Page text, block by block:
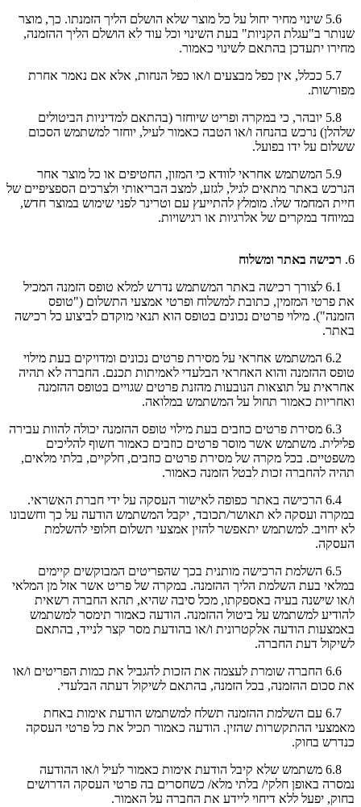
5.6 שינוי מחיר יחול על כל מוצר שלא הושלם הליך הזמנתו. כך, מוצר
שנותר ב"עגלת הקניות" בעת השינוי וכל עוד לא הושלם הליך ההזמנה,
מחירו יתעדכן בהתאם לשינוי כאמור.
5.7 ככלל, אין כפל מבצעים ו/או כפל הנחות, אלא אם נאמר אחרת
מפורשות.
5.8 יובהר, כי במקרה ופריט שיוחזר (בהתאם למדיניות הביטולים
שלהלן) נרכש בהנחה ו/או הטבה כאמור לעיל, יוחזר למשתמש הסכום
ששלום על ידו בפועל.
5.9 המשתמש אחראי לוודא כי המזון, החטיפים או כל מוצר אחר
הנרכש באתר מתאים לגיל, לגזע, למצב הבריאותי ולצרכים הספציפיים של
חיית המחמד שלו. מומלץ להתייעץ עם וטרינר לפני שימוש במוצר חדש,
במיוחד במקרים של אלרגיות או רגישויות.
6. רכישה באתר ומשלוח
6.1 לצורך רכישה באתר המשתמש נדרש למלא טופס הזמנה המכיל
את פרטי המזמין, כתובת למשלוח ופרטי אמצעי התשלום ("טופס
הזמנה"). מילוי פרטים נכונים בטופס הוא תנאי מוקדם לביצוע כל רכישה
באתר.
6.2 המשתמש אחראי על מסירת פרטים נכונים ומדויקים בעת מילוי
טופס ההזמנה והוא האחראי הבלעדי לאמיתות תכנם. החברה לא תהיה
אחראית על תוצאות הנובעות מהזנת פרטים שגויים בטופס ההזמנה
ואחריות כאמור תחול על המשתמש במלואה.
6.3 מסירת פרטים כוזבים בעת מילוי טופס ההזמנה יכולה להוות עבירה
פלילית. משתמש אשר מוסר פרטים כוזבים כאמור חשוף להליכים
משפטיים. בכל מקרה של מסירת פרטים כוזבים, חלקיים, בלתי מלאים,
תהיה להחברה זכות לבטל הזמנה כאמור.
6.4 הרכישה באתר כפופה לאישור העסקה על ידי חברת האשראי.
במקרה ועסקה לא תאושר/תכובד, יקבל המשתמש הודעה על כך וחשבונו
לא יחויב. למשתמש יתאפשר להזין אמצעי תשלום חלופי להשלמת
העסקה.
6.5 השלמת הרכישה מותנית בכך שהפריטים המבוקשים קיימים
במלאי בעת השלמת הליך ההזמנה. במקרה של פריט אשר אזל מן המלאי
ו/או שישנה בעיה באספקתו, מכל סיבה שהיא, תהא החברה רשאית
להודיע למשתמש על ביטול ההזמנה. הודעה כאמור תימסר למשתמש
באמצעות הודעה אלקטרונית ו/או בהודעת מסר קצר לנייד, בהתאם
לשיקול דעת החברה.
6.6 החברה שומרת לעצמה את הזכות להגביל את כמות הפריטים ו/או
את סכום ההזמנה, בכל הזמנה, בהתאם לשיקול דעתה הבלעדי.
6.7 עם השלמת ההזמנה תשלח למשתמש הודעת אימות באחת
מאמצעי ההתקשרות שהזין. הודעה כאמור תכיל את כל פרטי העסקה
כנדרש בחוק.
6.8 משתמש שלא קיבל הודעת אימות כאמור לעיל ו/או ההודעה
נמסרה באופן חלקי/ בלתי מלא/ כשחסרים בה פרטי העסקה הדרושים
בחוק, יפעל ללא דיחוי ליידע את החברה על האמור.